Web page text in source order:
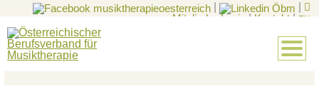
Mitglieder-Login
| Kontakt | EN